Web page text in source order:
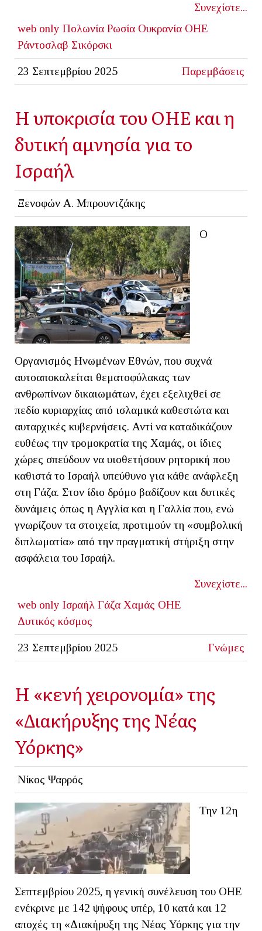
Συνεχίστε...
web only Πολωνία Ρωσία Ουκρανία ΟΗΕ
Ράντοσλαβ Σικόρσκι
23 Σεπτεμβρίου 2025 Παρεμβάσεις
Η υποκρισία του ΟΗΕ και η
δυτική αμνησία για το
Ισραήλ
Ξενοφών Α. Μπρουντζάκης
Ο
Οργανισμός Ηνωμένων Εθνών, που συχνά
αυτοαποκαλείται θεματοφύλακας των
ανθρωπίνων δικαιωμάτων, έχει εξελιχθεί σε
πεδίο κυριαρχίας από ισλαμικά καθεστώτα και
αυταρχικές κυβερνήσεις. Αντί να καταδικάζουν
ευθέως την τρομοκρατία της Χαμάς, οι ίδιες
χώρες σπεύδουν να υιοθετήσουν ρητορική που
καθιστά το Ισραήλ υπεύθυνο για κάθε ανάφλεξη
στη Γάζα. Στον ίδιο δρόμο βαδίζουν και δυτικές
δυνάμεις όπως η Αγγλία και η Γαλλία που, ενώ
γνωρίζουν τα στοιχεία, προτιμούν τη «συμβολική
διπλωματία» από την πραγματική στήριξη στην
ασφάλεια του Ισραήλ.
Συνεχίστε...
web only Ισραήλ Γάζα Χαμάς ΟΗΕ
Δυτικός κόσμος
23 Σεπτεμβρίου 2025 Γνώμες
Η «κενή χειρονομία» της
«Διακήρυξης της Νέας
Υόρκης»
Νίκος Ψαρρός
Την 12η
Σεπτεμβρίου 2025, η γενική συνέλευση του ΟΗΕ
ενέκρινε με 142 ψήφους υπέρ, 10 κατά και 12
αποχές τη «Διακήρυξη της Νέας Υόρκης για την